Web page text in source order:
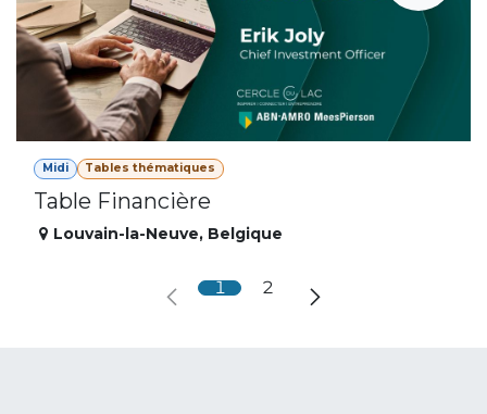
Midi Tables thématiques
Table Financière
Louvain-la-Neuve, Belgique
1 2